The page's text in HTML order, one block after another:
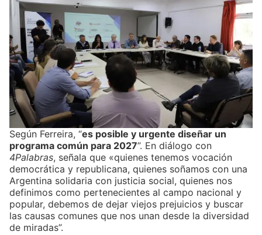
Según Ferreira, “es posible y urgente diseñar un
programa común para 2027”. En diálogo con
4Palabras, señala que «quienes tenemos vocación
democrática y republicana, quienes soñamos con una
Argentina solidaria con justicia social, quienes nos
definimos como pertenecientes al campo nacional y
popular, debemos de dejar viejos prejuicios y buscar
las causas comunes que nos unan desde la diversidad
de miradas”.